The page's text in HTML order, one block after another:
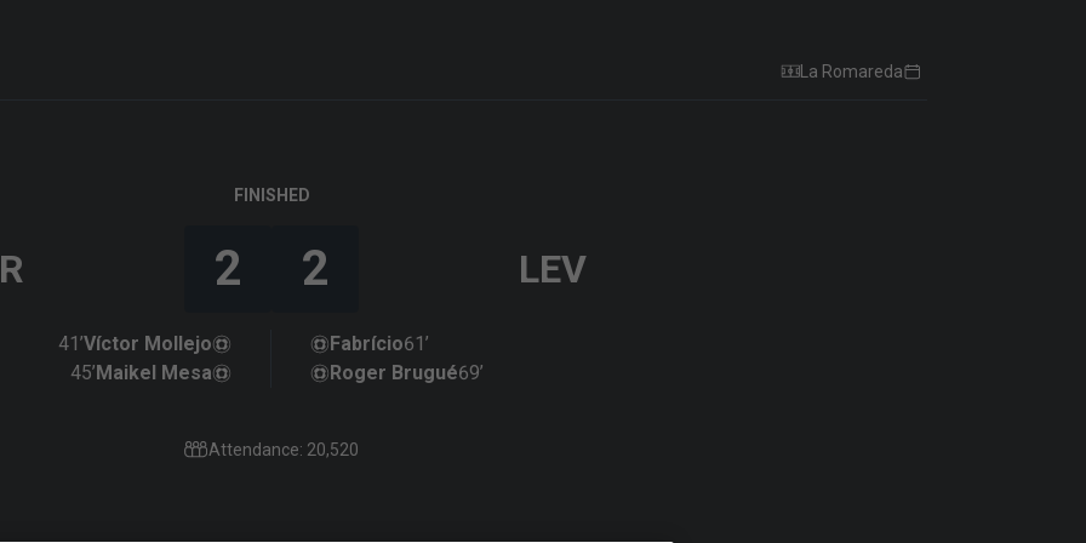
La Romareda
FINISHED
2 2 LEV
41’Víctor Mollejo
45’Maikel Mesa
61’
Fabrício
69’
Roger Brugué
Attendance: 20,520